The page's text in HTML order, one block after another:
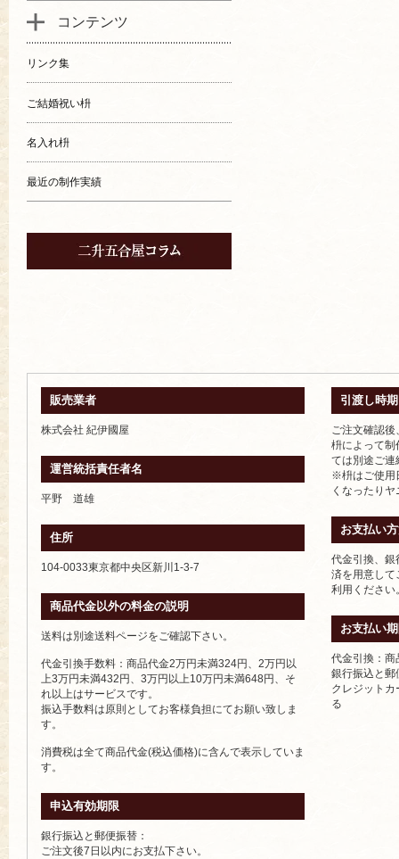
コンテンツ
リンク集
ご結婚祝い枡
名入れ枡
最近の制作実績
販売業者
株式会社 紀伊國屋
運営統括責任者名
平野 道雄
住所
104-0033東京都中央区新川1-3-7
商品代金以外の料金の説明
送料は別途送料ページをご確認下さい。
代金引換手数料：商品代金2万円未満324円、2万円以
上3万円未満432円、3万円以上10万円未満648円、そ
れ以上はサービスです。
振込手数料は原則としてお客様負担にてお願い致しま
す。
消費税は全て商品代金(税込価格)に含んで表示していま
す。
申込有効期限
銀行振込と郵便振替：
ご注文後7日以内にお支払下さい。
引渡し時期
ご注文確認
枡によって制
ては別途ご連
※枡はご使用
くなったり
お支払い
代金引換、銀
済を用意して
利用ください
お支払い
代金引換：商
銀行振込と郵
クレジット
る